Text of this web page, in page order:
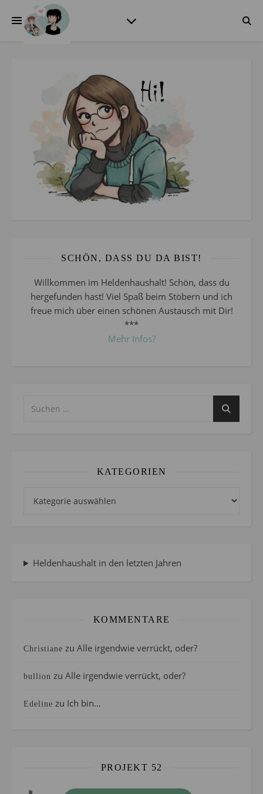
SCHÖN, DASS DU DA BIST!
Willkommen im Heldenhaushalt! Schön, dass du
hergefunden hast! Viel Spaß beim Stöbern und ich
freue mich über einen schönen Austausch mit Dir!
***
Mehr Infos?
KATEGORIEN
Heldenhaushalt in den letzten Jahren
KOMMENTARE
Christiane zu Alle irgendwie verrückt, oder?
bullion zu Alle irgendwie verrückt, oder?
Edeline zu Ich bin…
PROJEKT 52